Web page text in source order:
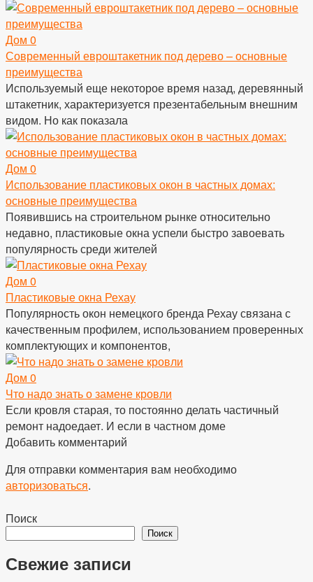
Дом 0
Современный евроштакетник под дерево – основные
преимущества
Используемый еще некоторое время назад, деревянный
штакетник, характеризуется презентабельным внешним
видом. Но как показала
Дом 0
Использование пластиковых окон в частных домах:
основные преимущества
Появившись на строительном рынке относительно
недавно, пластиковые окна успели быстро завоевать
популярность среди жителей
Дом 0
Пластиковые окна Рехау
Популярность окон немецкого бренда Рехау связана с
качественным профилем, использованием проверенных
комплектующих и компонентов,
Дом 0
Что надо знать о замене кровли
Если кровля старая, то постоянно делать частичный
ремонт надоедает. И если в частном доме
Добавить комментарий
Для отправки комментария вам необходимо
авторизоваться.
Поиск
Поиск
Свежие записи